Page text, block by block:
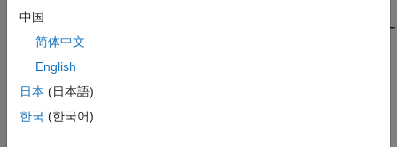
トの生成
継続的インテグレーション プラットフォームと互換性のあるアー
ティファクトの生成。
関連情報
Continuous Integration with MATLAB and Simulink
中国
简体中文
English
日本 (日本語)
한국 (한국어)